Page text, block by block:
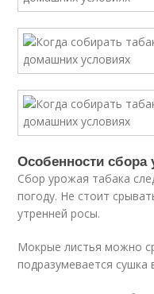
Особенности сбора
Сбор урожая табака
погоду. Не стоит
утренней росы.
Мокрые листья можно
подразумевается